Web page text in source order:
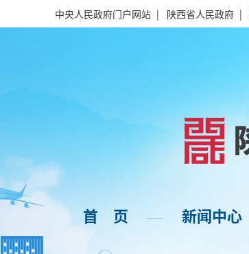
中央人民政府门户网站 | 陕西省人民政府 |
首 页 —— 新闻中心